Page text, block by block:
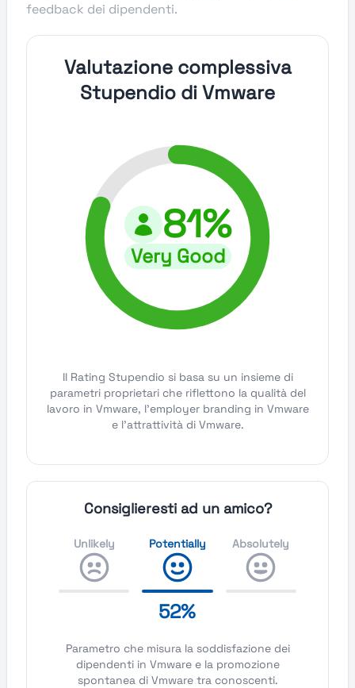
feedback dei dipendenti.
Valutazione complessiva
Stupendio di Vmware
81%
Very Good
Il Rating Stupendio si basa su un insieme di
parametri proprietari che riflettono la qualità del
lavoro in Vmware, l'employer branding in Vmware
e l'attrattività di Vmware.
Consiglieresti ad un amico?
Unlikely Potentially
52%
Absolutely
Parametro che misura la soddisfazione dei
dipendenti in Vmware e la promozione
spontanea di Vmware tra conoscenti.